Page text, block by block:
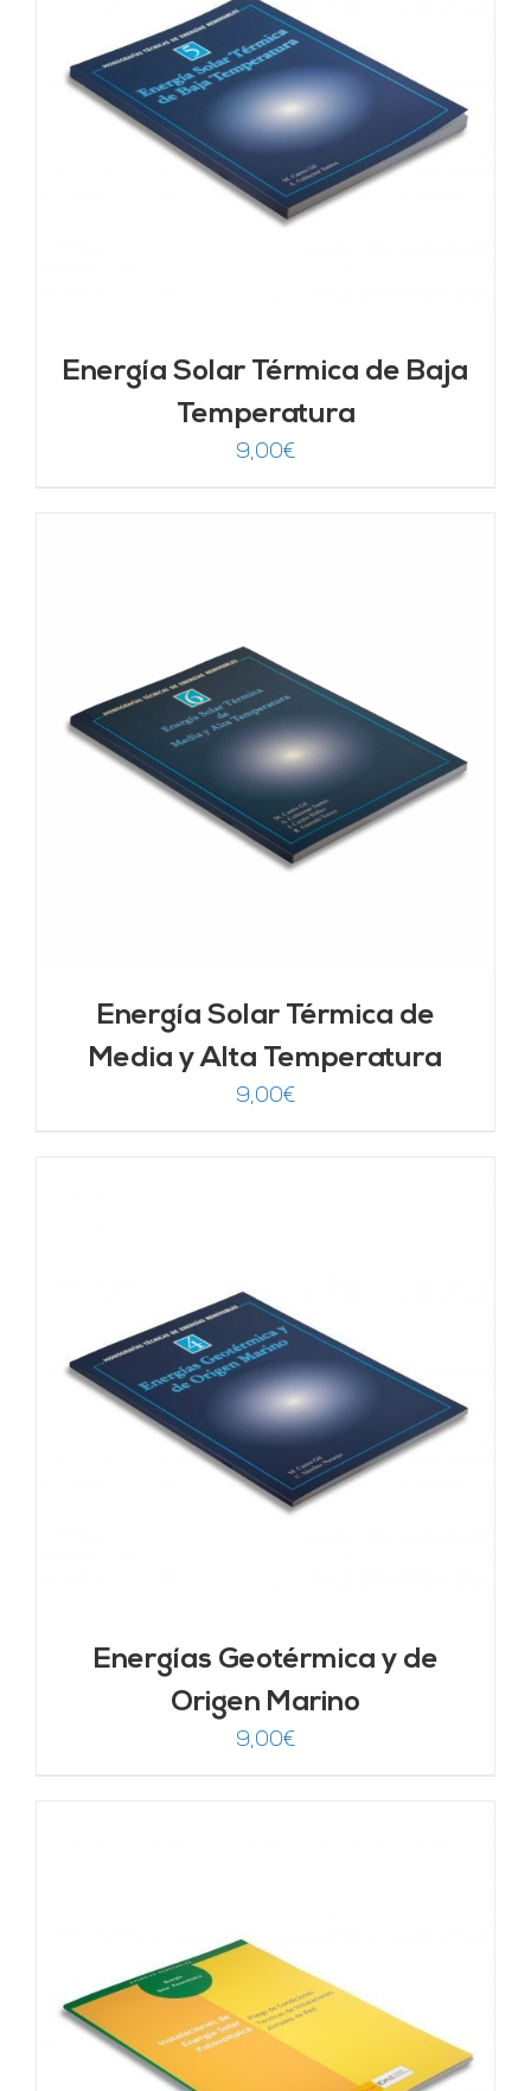
Energía Solar Térmica de Baja
Temperatura
9,00€
Energía Solar Térmica de
Media y Alta Temperatura
9,00€
Energías Geotérmica y de
Origen Marino
9,00€